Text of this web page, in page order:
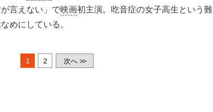
言えない」で映画初主演。吃音症の女子高生という難
めにしている。
1 2 次へ >>